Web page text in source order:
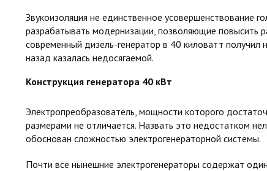
Звукоизоляция не единственное усовершенствование
разрабатывать модернизации, позволяющие повысить
современный дизель-генератор в 40 киловатт получил
назад казалась недосягаемой.
Конструкция генератора 40 кВт
Электропреобразователь, мощности которого
размерами не отличается. Назвать это недостатком
обоснован сложностью электрогенераторной системы.
Почти все нынешние электрогенераторы содержат